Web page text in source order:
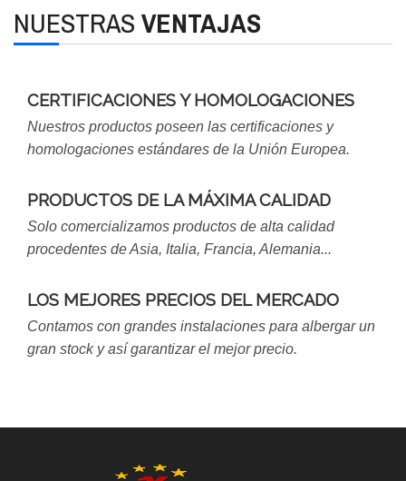
NUESTRAS VENTAJAS
CERTIFICACIONES Y HOMOLOGACIONES
Nuestros productos poseen las certificaciones y
homologaciones estándares de la Unión Europea.
PRODUCTOS DE LA MÁXIMA CALIDAD
Solo comercializamos productos de alta calidad
procedentes de Asia, Italia, Francia, Alemania...
LOS MEJORES PRECIOS DEL MERCADO
Contamos con grandes instalaciones para albergar un
gran stock y así garantizar el mejor precio.